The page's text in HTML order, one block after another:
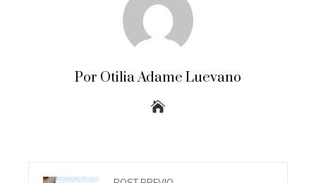
Por Otilia Adame Luevano